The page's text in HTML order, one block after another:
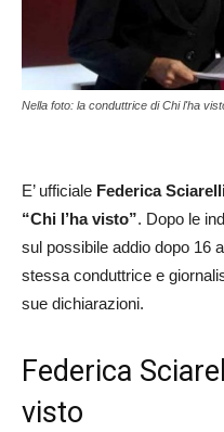
Nella foto: la conduttrice di Chi l'ha
E’ ufficiale Federica
“Chi l’ha visto”. Dopo le
sul possibile addio dopo 16
stessa conduttrice e
sue dichiarazioni.
Federica
visto